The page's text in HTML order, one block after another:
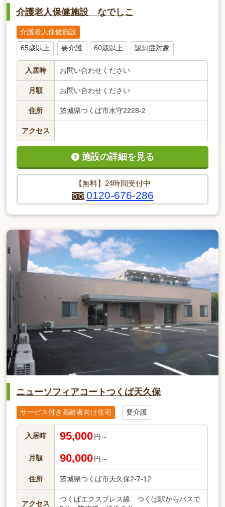
介護老人保健施設 なでしこ
介護老人保健施設
65歳以上 要介護 60歳以上 認知症対象
入居時 お問い合わせください
月額 お問い合わせください
住所 茨城県つくば市水守2228-2
アクセス
【無料】24時間受付中
0120-676-286
施設の詳細を見る
ニューソフィアコートつくば天久保
サービス付き高齢者向け住宅 要介護
入居時 95,000 円～
月額 90,000 円～
住所 茨城県つくば市天久保2-7-12
アクセス
つくばエクスプレス線 つくば駅からバスで